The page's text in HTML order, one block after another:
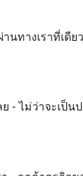
ทางเราที่เ
- ไม่ว่าจะเ